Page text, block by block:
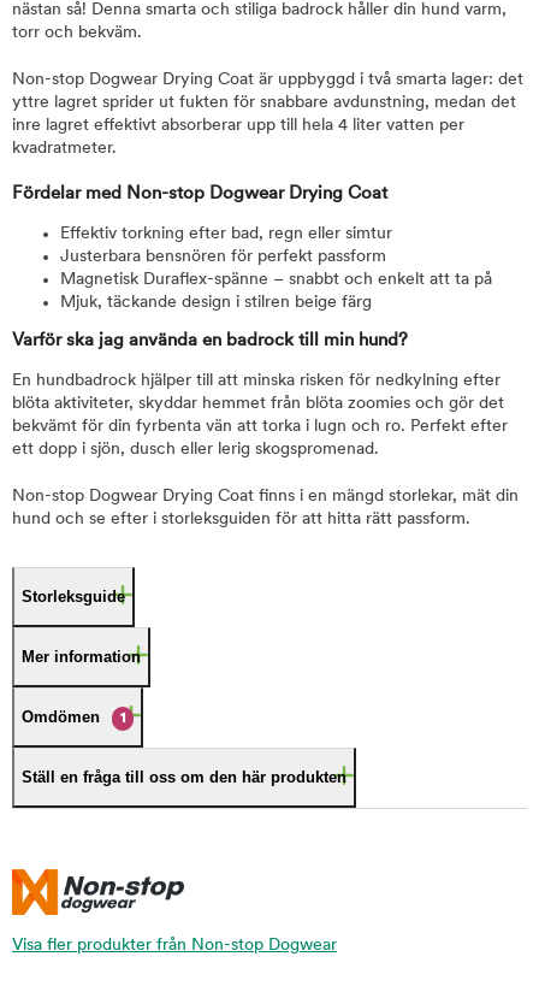
nästan så! Denna smarta och stiliga badrock håller din hund varm,
torr och bekväm.
Non-stop Dogwear Drying Coat är uppbyggd i två smarta lager: det
yttre lagret sprider ut fukten för snabbare avdunstning, medan det
inre lagret effektivt absorberar upp till hela 4 liter vatten per
kvadratmeter.
Fördelar med Non-stop Dogwear Drying Coat
Effektiv torkning efter bad, regn eller simtur
Justerbara bensnören för perfekt passform
Magnetisk Duraflex-spänne – snabbt och enkelt att ta på
Mjuk, täckande design i stilren beige färg
Varför ska jag använda en badrock till min hund?
En hundbadrock hjälper till att minska risken för nedkylning efter
blöta aktiviteter, skyddar hemmet från blöta zoomies och gör det
bekvämt för din fyrbenta vän att torka i lugn och ro. Perfekt efter
ett dopp i sjön, dusch eller lerig skogspromenad.
Non-stop Dogwear Drying Coat finns i en mängd storlekar, mät din
hund och se efter i storleksguiden för att hitta rätt passform.
Storleksguide
Mer information
Omdömen 1
Ställ en fråga till oss om den här produkten
Visa fler produkter från Non-stop Dogwear